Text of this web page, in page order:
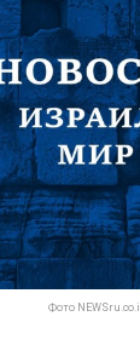
Фото NEWSru.co.il